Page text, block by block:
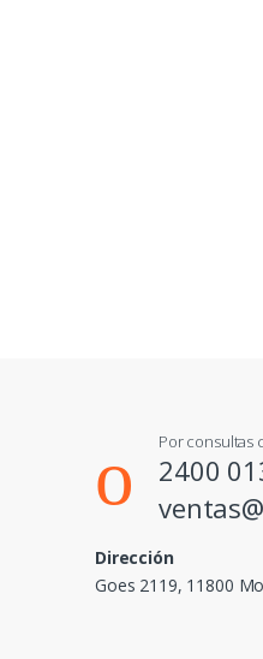
Por consultas
2400
Dirección
Goes 2119, 11800